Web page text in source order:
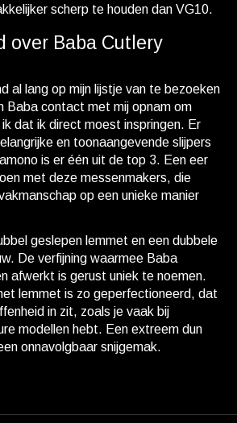
scherp te houden dan VG10.
over Baba Cutlery
al lang op mijn lijstje van te bezoeken
Baba contact met mij opnam om
dat ik direct moest inspringen. Er
en toonaangevende slijpers
is er één uit de top 3. Een eer
met deze messenmakers, die
op een unieke manier
geslepen lemmet en een dubbele
De verfijning waarmee Baba
afwerkt is gerust uniek te noemen.
lemmet is zo geperfectioneerd, dat
in zit, zoals je vaak bij
modellen hebt. Een extreem dun
onnavolgbaar snijgemak.